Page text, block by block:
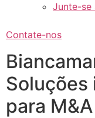
Junte-se
Contate-nos
para M&A